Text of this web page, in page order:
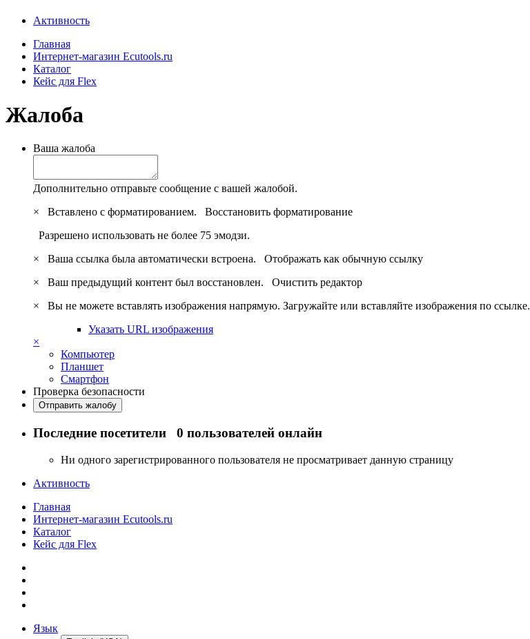
Активность
Главная
Интернет-магазин Ecutools.ru
Каталог
Кейс для Flex
Жалоба
Ваша жалоба
Дополнительно отправьте сообщение с вашей жалобой.
×
Вставлено с форматированием. Восстановить форматирование
Разрешено использовать не более 75 эмодзи.
×
Ваша ссылка была автоматически встроена. Отображать как обычную ссылку
×
Ваш предыдущий контент был восстановлен. Очистить редактор
×
Вы не можете вставлять изображения напрямую. Загружайте или вставляйте изображения по ссылке.
Указать URL изображения
×
Компьютер
Планшет
Смартфон
Проверка безопасности
Отправить жалобу
Последние посетители 0 пользователей онлайн
Ни одного зарегистрированного пользователя не просматривает данную страницу
Активность
Главная
Интернет-магазин Ecutools.ru
Каталог
Кейс для Flex
Язык